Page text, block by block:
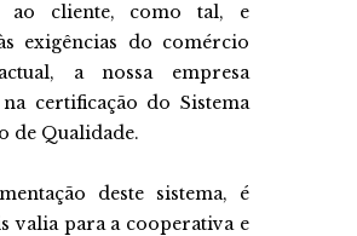
ao cliente, como tal, e
exigências do comércio
a nossa empresa
certificação do Sistema
de Qualidade.
deste sistema, é
valia para a cooperativa e